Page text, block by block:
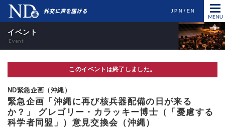
JPN EN
イベント
このイベントは終了しました。
ND緊急企画（沖縄）
緊急企画「沖縄に再び核兵器配備の日が来る
か？」 グレゴリー・カラッキー博士（「憂慮する
科学者同盟」）意見交換会（沖縄）